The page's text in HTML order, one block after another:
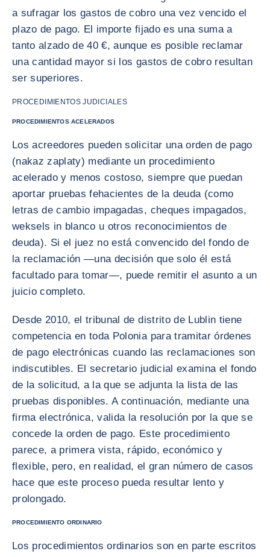
a sufragar los gastos de cobro una vez vencido el
plazo de pago. El importe fijado es una suma a
tanto alzado de 40 €, aunque es posible reclamar
una cantidad mayor si los gastos de cobro resultan
ser superiores.
PROCEDIMIENTOS JUDICIALES
PROCEDIMIENTOS ACELERADOS
Los acreedores pueden solicitar una orden de pago
(nakaz zaplaty) mediante un procedimiento
acelerado y menos costoso, siempre que puedan
aportar pruebas fehacientes de la deuda (como
letras de cambio impagadas, cheques impagados,
weksels in blanco u otros reconocimientos de
deuda). Si el juez no está convencido del fondo de
la reclamación —una decisión que solo él está
facultado para tomar—, puede remitir el asunto a un
juicio completo.
Desde 2010, el tribunal de distrito de Lublin tiene
competencia en toda Polonia para tramitar órdenes
de pago electrónicas cuando las reclamaciones son
indiscutibles. El secretario judicial examina el fondo
de la solicitud, a la que se adjunta la lista de las
pruebas disponibles. A continuación, mediante una
firma electrónica, valida la resolución por la que se
concede la orden de pago. Este procedimiento
parece, a primera vista, rápido, económico y
flexible, pero, en realidad, el gran número de casos
hace que este proceso pueda resultar lento y
prolongado.
PROCEDIMIENTO ORDINARIO
Los procedimientos ordinarios son en parte escritos